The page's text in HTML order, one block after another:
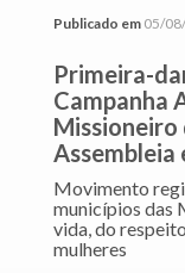
Publicado em 05/
Primeira-
Campanha
Movimento
municípios das
vida, do
mulheres